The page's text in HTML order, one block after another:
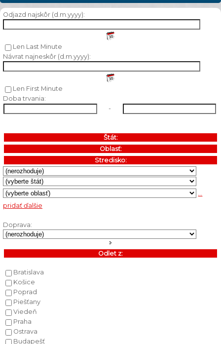
Odjazd najskôr (d.m.yyyy):
Len Last Minute
Návrat najneskôr (d.m.yyyy):
Len First Minute
Doba trvania:
-
Štát:
Oblasť:
Stredisko:
...
pridať ďalšie
Doprava:
Odlet z:
Bratislava
Košice
Poprad
Piešťany
Viedeň
Praha
Ostrava
Budapešť